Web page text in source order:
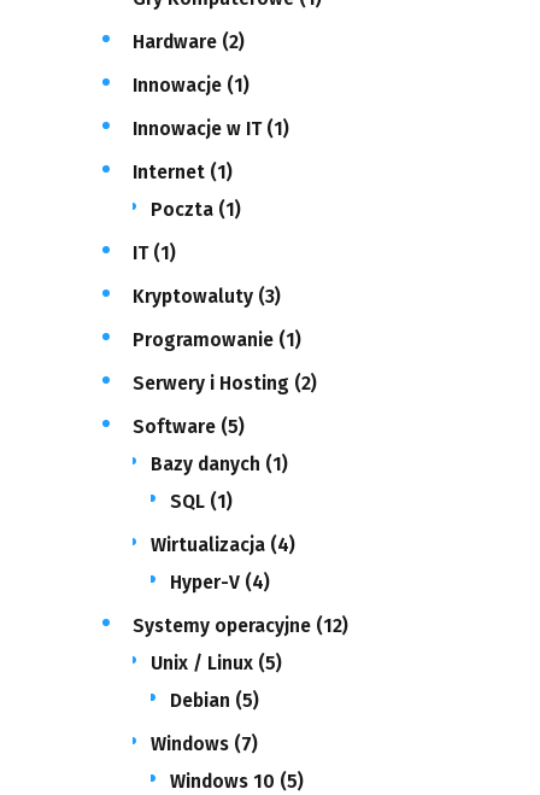
Hardware(2)
Innowacje(1)
Innowacje w IT(1)
Internet(1)
Poczta (1)
IT(1)
Kryptowaluty(3)
Programowanie(1)
Serwery i Hosting (2)
Software(5)
Bazy danych (1)
SQL(1)
Wirtualizacja (4)
Hyper-V(4)
Systemy operacyjne(12)
Unix / Linux (5)
Debian (5)
Windows (7)
Windows 10 (5)